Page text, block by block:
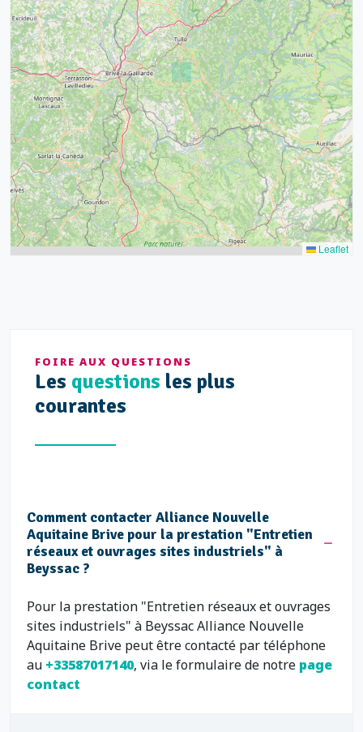
15
21
14
32
39
52 68
43
Leaflet
FOIRE AUX QUESTIONS
Les questions les plus
courantes
Comment contacter Alliance Nouvelle
Aquitaine Brive pour la prestation "Entretien
réseaux et ouvrages sites industriels" à
Beyssac ?
Pour la prestation "Entretien réseaux et ouvrages
sites industriels" à Beyssac Alliance Nouvelle
Aquitaine Brive peut être contacté par téléphone
au +33587017140, via le formulaire de notre page
contact